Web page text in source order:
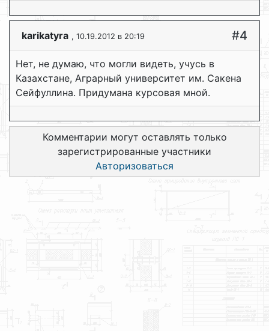
karikatyra , 10.19.2012 в 20:19 #4
Нет, не думаю, что могли видеть, учусь в
Казахстане, Аграрный университет им. Сакена
Сейфуллина. Придумана курсовая мной.
Комментарии могут оставлять только
зарегистрированные участники
Авторизоваться